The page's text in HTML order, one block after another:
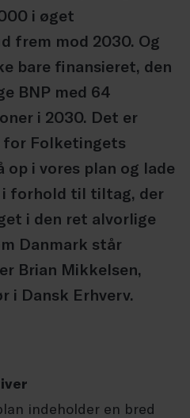
i øget
frem mod 2030. Og
bare finansieret, den
BNP med 64
i 2030. Det er
Folketingets
op i vores plan og lade
i forhold til tiltag, der
i den ret alvorlige
Danmark står
Brian Mikkelsen,
i Dansk Erhverv.
indeholder en bred